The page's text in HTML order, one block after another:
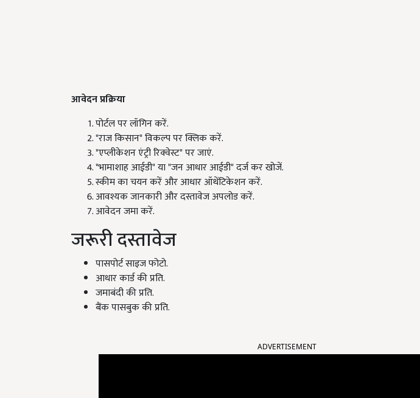
आवेदन प्रक्रिया
पोर्टल पर लॉगिन करें.
"राज किसान" विकल्प पर क्लिक करें.
"एप्लीकेशन एंट्री रिक्वेस्ट" पर जाएं.
"भामाशाह आईडी" या "जन आधार आईडी" दर्ज कर खोजें.
स्कीम का चयन करें और आधार ऑथेंटिकेशन करें.
आवश्यक जानकारी और दस्तावेज अपलोड करें.
आवेदन जमा करें.
जरूरी दस्तावेज
पासपोर्ट साइज फोटो.
आधार कार्ड की प्रति.
जमाबंदी की प्रति.
बैंक पासबुक की प्रति.